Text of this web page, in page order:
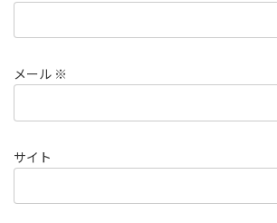
メール ※
サイト